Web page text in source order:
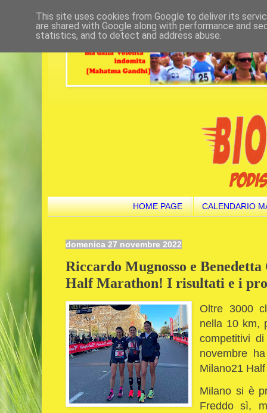
HOME PAGE CALENDARIO
domenica 27 novembre 2022
Riccardo Mugnosso e
Half Marathon! I risultati e i
Oltre 3000
nella 10 km,
competitivi
novembre
Milano21
Milano si è
Freddo sì,
This site uses cookies from Google to deliver its
are shared with Google along with performance and
statistics, and to detect and address abuse.